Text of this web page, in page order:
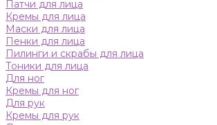
Патчи для лица
Кремы для лица
Маски для лица
Пенки для лица
Пилинги и скрабы для лица
Тоники для лица
Для ног
Кремы для ног
Для рук
Кремы для рук